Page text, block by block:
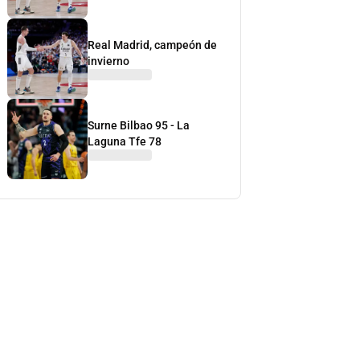
Real Madrid, campeón de
invierno
Surne Bilbao 95 - La
Laguna Tfe 78